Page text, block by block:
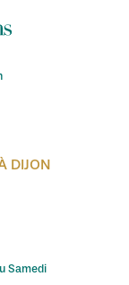
DIJON
Samedi